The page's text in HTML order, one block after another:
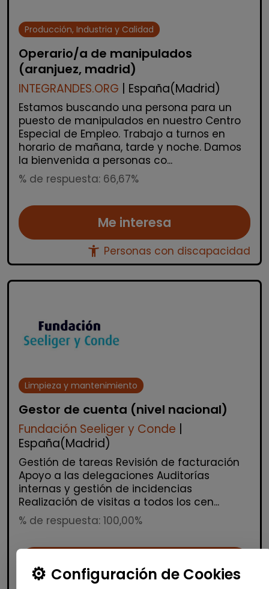
Producción, Industria y Calidad
Operario/a de manipulados
(aranjuez, madrid)
INTEGRANDES.ORG | España(Madrid)
Estamos buscando una persona para un
puesto de manipulados en nuestro Centro
Especial de Empleo. Trabajo a turnos en
horario de mañana, tarde y noche. Damos
la bienvenida a personas co...
% de respuesta: 66,67%
Me interesa
accessibility_new Personas con discapacidad
Limpieza y mantenimiento
Gestor de cuenta (nivel nacional)
Fundación Seeliger y Conde |
España(Madrid)
Gestión de tareas Revisión de facturación
Apoyo a las delegaciones Auditorías
internas y gestión de incidencias
Realización de visitas a todos los cen...
% de respuesta: 100,00%
Me interesa
Configuración de Cookies